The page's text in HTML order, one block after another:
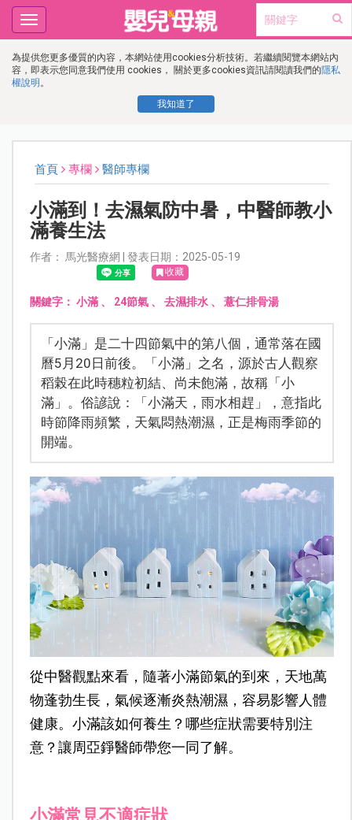
為提供您更多優質的內容，本網站使用cookies分析技術。若繼續閱覽本網站內
容，即表示您同意我們使用 cookies， 關於更多cookies資訊請閱讀我們的隱私
權說明 。
我知道了
Toggle
navigation
首頁 專欄 醫師專欄
小滿到！去濕氣防中暑，中醫師教小
滿養生法
作者： 馬光醫療網 | 發表日期：2025-05-19
收藏
關鍵字： 小滿、 24節氣、 去濕排水、 薏仁排骨湯
「小滿」是二十四節氣中的第八個，通常落在國
曆5月20日前後。「小滿」之名，源於古人觀察
稻榖在此時穗粒初結、尚未飽滿，故稱「小
滿」。俗諺說：「小滿天，雨水相趕」，意指此
時節降雨頻繁，天氣悶熱潮濕，正是梅雨季節的
開端。
從中醫觀點來看，隨著小滿節氣的到來，天地萬
物蓬勃生長，氣候逐漸炎熱潮濕，容易影響人體
健康。小滿該如何養生？哪些症狀需要特別注
意？讓周亞錚醫師帶您一同了解。
小滿常見不適症狀